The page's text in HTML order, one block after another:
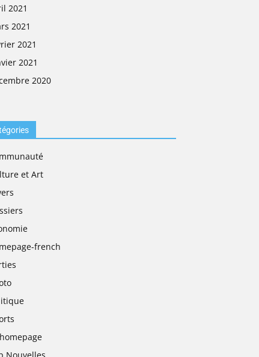
2021
2021
2021
2021
2020
et Art
french